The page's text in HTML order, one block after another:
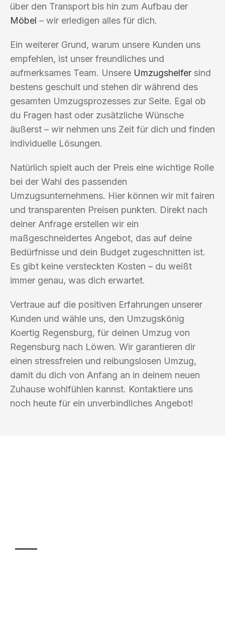
über den Transport bis hin zum Aufbau der
Möbel – wir erledigen alles für dich.
Ein weiterer Grund, warum unsere Kunden uns
empfehlen, ist unser freundliches und
aufmerksames Team. Unsere Umzugshelfer sind
bestens geschult und stehen dir während des
gesamten Umzugsprozesses zur Seite. Egal ob
du Fragen hast oder zusätzliche Wünsche
äußerst – wir nehmen uns Zeit für dich und finden
individuelle Lösungen.
Natürlich spielt auch der Preis eine wichtige Rolle
bei der Wahl des passenden
Umzugsunternehmens. Hier können wir mit fairen
und transparenten Preisen punkten. Direkt nach
deiner Anfrage erstellen wir ein
maßgeschneidertes Angebot, das auf deine
Bedürfnisse und dein Budget zugeschnitten ist.
Es gibt keine versteckten Kosten – du weißt
immer genau, was dich erwartet.
Vertraue auf die positiven Erfahrungen unserer
Kunden und wähle uns, den Umzugskönig
Koertig Regensburg, für deinen Umzug von
Regensburg nach Löwen. Wir garantieren dir
einen stressfreien und reibungslosen Umzug,
damit du dich von Anfang an in deinem neuen
Zuhause wohlfühlen kannst. Kontaktiere uns
noch heute für ein unverbindliches Angebot!